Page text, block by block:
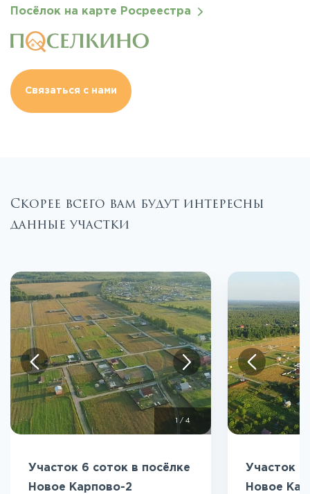
Посёлок на карте Росреестра
Связаться с нами
Скорее всего вам будут интересны
данные участки
/ 4
Участок 6 соток в посёлке
Новое Карпово-2
Участок 7
Новое